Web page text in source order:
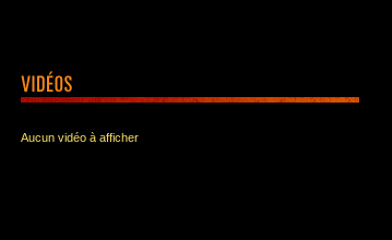
Aucun vidéo à afficher